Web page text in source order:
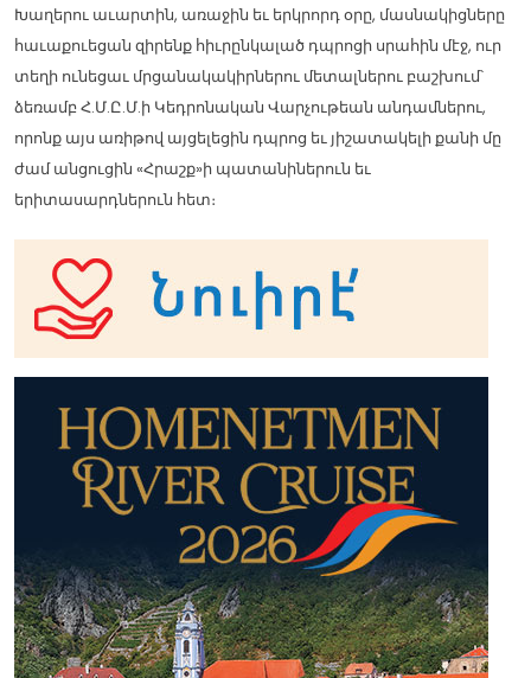
Խաղերու աւարտին, առաջին եւ երկրորդ օրը, մասնակիցները
հաւաքուեցան զիրենք հիւրընկալած դպրոցի սրահին մէջ, ուր
տեղի ունեցաւ մրցանակակիրներու մետալներու բաշխում՝
ձեռամբ Հ.Մ.Ը.Մ.ի Կեդրոնական Վարչութեան անդամներու,
որոնք այս առիթով այցելեցին դպրոց եւ յիշատակելի քանի մը
ժամ անցուցին «Հրաշք»ի պատանիներուն եւ
երիտասարդներուն հետ։